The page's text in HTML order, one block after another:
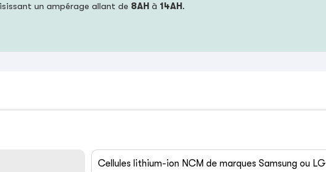
un ampérage allant de 8AH à 14AH .
Cellules lithium-ion NCM de marques Samsung ou LG